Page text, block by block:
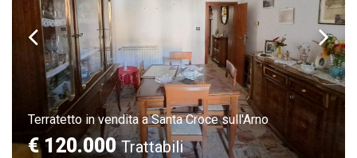
Terratetto in vendita a Santa Croce sull'Arno
€ 120.000Trattabili